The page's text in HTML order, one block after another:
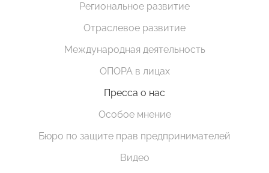
Региональное развитие
Отраслевое развитие
Международная деятельность
ОПОРА в лицах
Пресса о нас
Особое мнение
Бюро по защите прав предпринимателей
Видео